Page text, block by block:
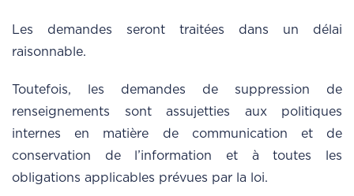
Les demandes seront traitées dans un délai
raisonnable.
Toutefois, les demandes de suppression de
renseignements sont assujetties aux politiques
internes en matière de communication et de
conservation de l’information et à toutes les
obligations applicables prévues par la loi.